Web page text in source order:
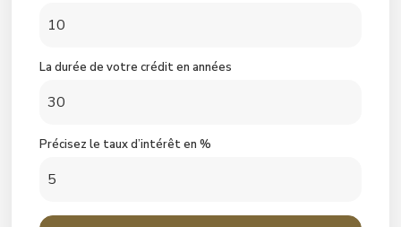
La durée de votre crédit en années
Précisez le taux d’intérêt en %